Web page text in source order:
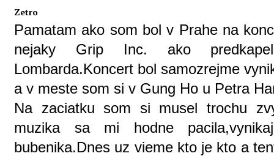
Zetro
Pamatam ako som bol v Prahe na
nejaky Grip Inc. ako
Lombarda.Koncert bol samozrejme
a v meste som si v Gung Ho u Petra
Na zaciatku som si musel trochu
muzika sa mi hodne
bubenika.Dnes uz vieme kto je kto a